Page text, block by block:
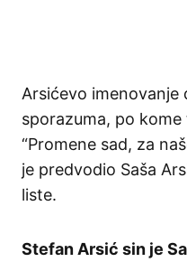
Arsićevo imenovanje
sporazuma, po
“Promene sad, za
je predvodio Saša
liste.
Stefan Arsić sin je